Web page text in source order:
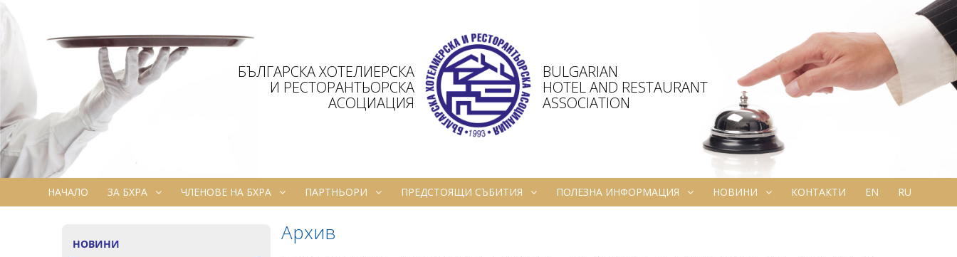
БЪЛГАРСКА ХОТЕЛИЕРСКА
И РЕСТОРАНТЬОРСКА
АСОЦИАЦИЯ
BULGARIAN
HOTEL AND RESTAURANT
ASSOCIATION
НАЧАЛО ЗА БХРА ЧЛЕНОВЕ НА БХРА ПАРТНЬОРИ ПРЕДСТОЯЩИ СЪБИТИЯ ПОЛЕЗНА ИНФОРМАЦИЯ НОВИНИ КОНТАКТИ EN RU
НОВИНИ Архив